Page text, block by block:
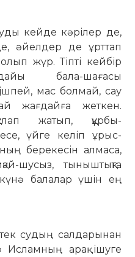
кейде кәрілер де,
әйелдер де ұрттап
жүр. Тіпті кейбір
бала-шағасы
ішпей, мас болмай, сау
жағдайға жеткен.
жатып, құрбы-
үйге келіп ұрыс-
берекесін алмаса,
шусыз, тыныштықта
балалар үшін ең
судың сал­дарынан
Исламның арақ ішуге